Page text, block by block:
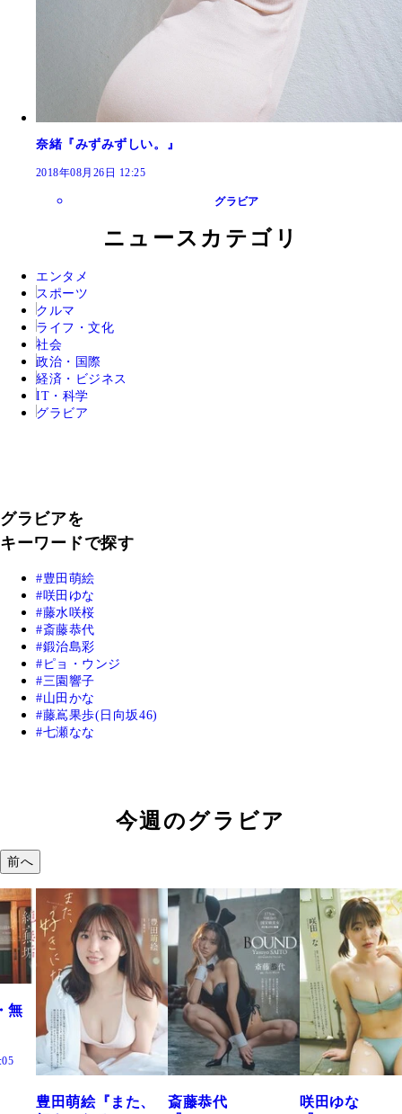
奈緒『みずみずしい。』
2018年08月26日 12:25
グラビア
ニュースカテゴリ
エンタメ
スポーツ
クルマ
ライフ・文化
社会
政治・国際
経済・ビジネス
IT・科学
グラビア
グラビアを
キーワードで探す
豊田萌絵
咲田ゆな
藤水咲桜
斎藤恭代
鍛治島彩
ピョ・ウンジ
三園響子
山田かな
藤嶌果歩(日向坂46)
七瀬なな
今週のグラビア
前へ
斎藤恭代
咲田ゆな
藤水咲桜『花